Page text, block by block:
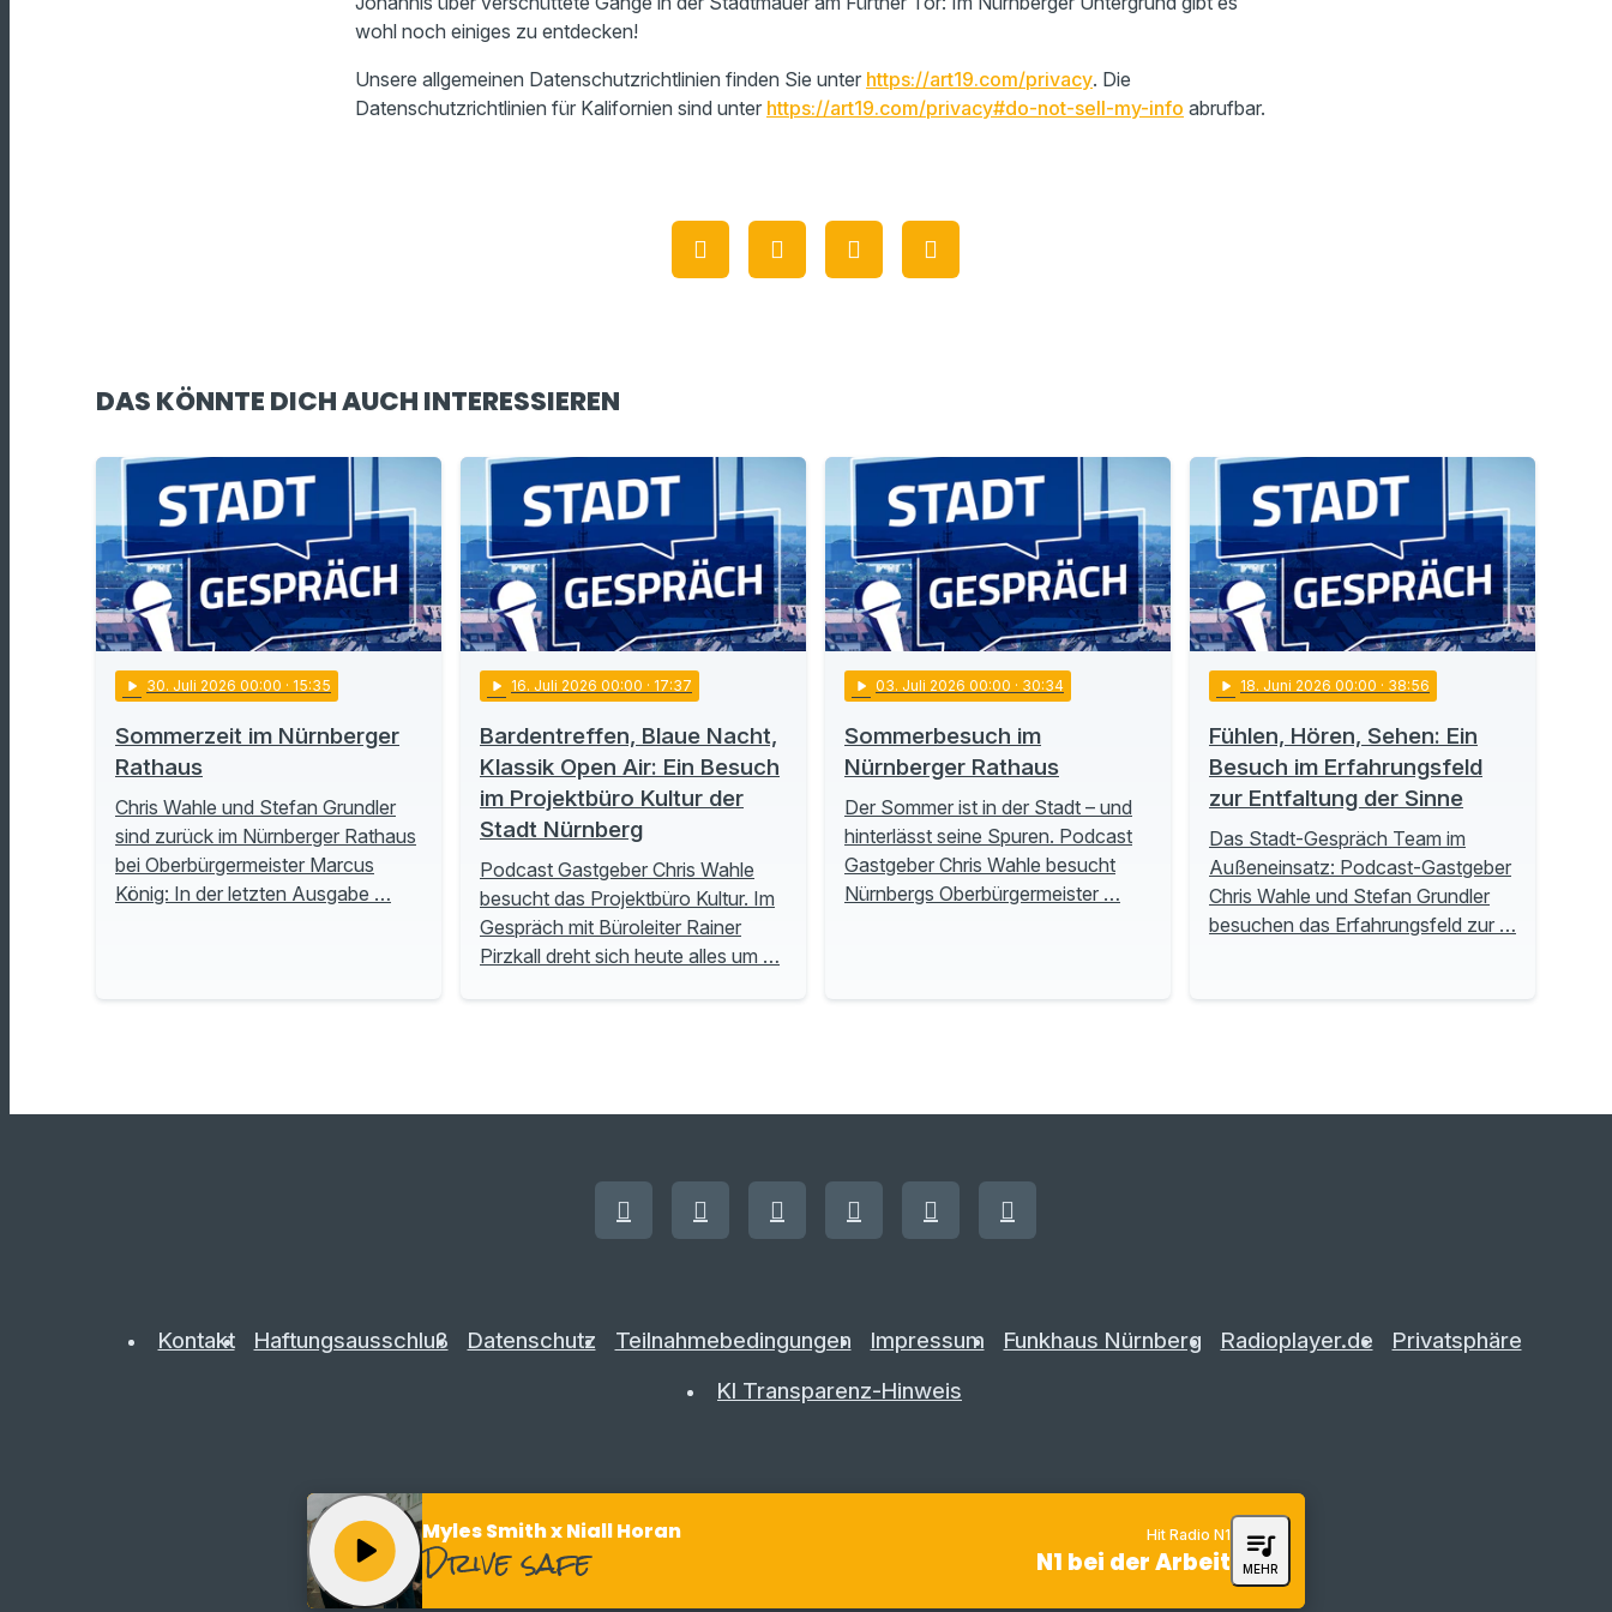
wohl noch einiges zu entdecken!
Unsere allgemeinen Datenschutzrichtlinien finden Sie unter https://art19.com/privacy. Die
Datenschutzrichtlinien für Kalifornien sind unter https://art19.com/privacy#do-not-sell-my-info abrufbar.
DAS KÖNNTE DICH AUCH INTERESSIEREN
play_arrow 30. Juli 2026 00:00 · 15:35
Sommerzeit im Nürnberger
Rathaus
Chris Wahle und Stefan Grundler
sind zurück im Nürnberger Rathaus
bei Oberbürgermeister Marcus
König: In der letzten Ausgabe …
play_arrow 16. Juli 2026 00:00 · 17:37
Bardentreffen, Blaue Nacht,
Klassik Open Air: Ein Besuch
im Projektbüro Kultur der
Stadt Nürnberg
Podcast Gastgeber Chris Wahle
besucht das Projektbüro Kultur. Im
Gespräch mit Büroleiter Rainer
Pirzkall dreht sich heute alles um …
play_arrow 03. Juli 2026 00:00 · 30:34
Sommerbesuch im
Nürnberger Rathaus
Der Sommer ist in der Stadt – und
hinterlässt seine Spuren. Podcast
Gastgeber Chris Wahle besucht
Nürnbergs Oberbürgermeister …
play_arrow 18. Juni 2026 00:00 · 38:56
Fühlen, Hören, Sehen: Ein
Besuch im Erfahrungsfeld
zur Entfaltung der Sinne
Das Stadt-Gespräch Team im
Außeneinsatz: Podcast-Gastgeber
Chris Wahle und Stefan Grundler
besuchen das Erfahrungsfeld zur …
Kontakt Haftungsausschluß Datenschutz Teilnahmebedingungen Impressum Funkhaus Nürnberg Radioplayer.de
Privatsphäre
KI Transparenz-Hinweis
Myles Smith x Niall Horan
Drive safe
play_arrow N1 bei der Arbeit
Hit Radio N1 queue_music